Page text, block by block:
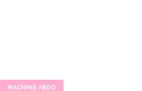
MACHINE ABDO